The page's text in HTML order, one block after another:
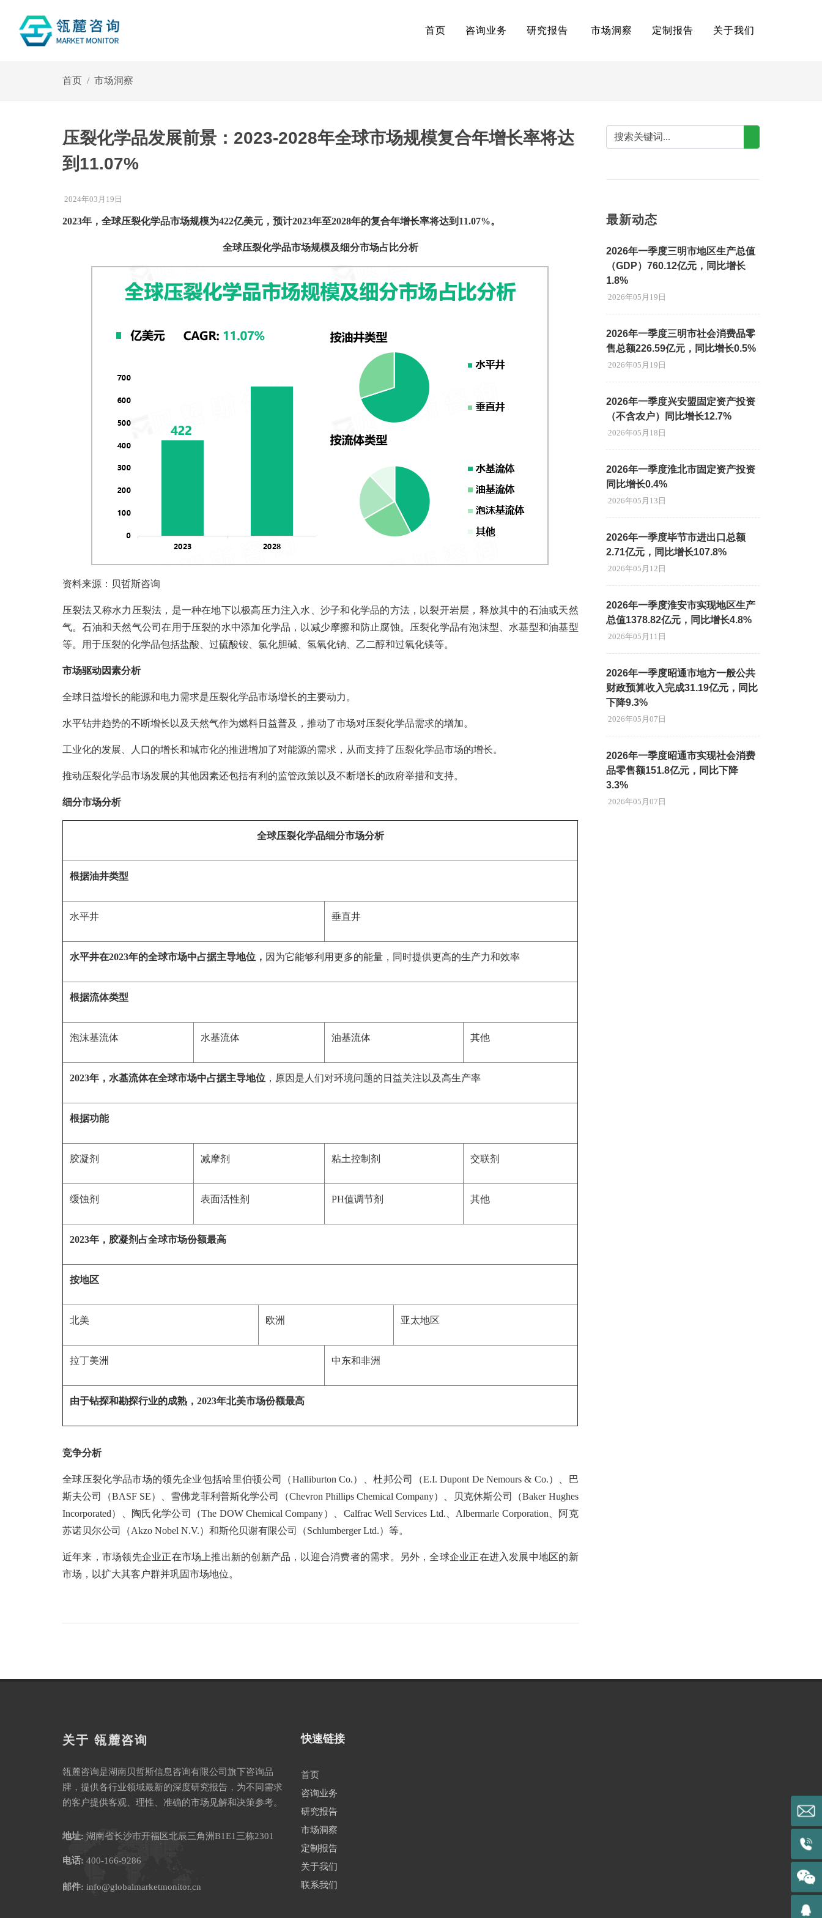
首页 咨询业务 研究报告 市场洞察 定制报告 关于我们
首页 市场洞察
压裂化学品发展前景：2023-2028年全球市场规模复合年增长率将达
到11.07%
2024年03月19日
2023年，全球压裂化学品市场规模为422亿美元，预计2023年至2028年的复合年增长率将达到 11.07%。
全球压裂化学品市场规模及细分市场占比分析
资料来源：贝哲斯咨询
压裂法又称水力压裂法，是一种在地下以极高压力注入水、沙子和化学品的方法，以裂开岩层，释放其中的石油或天然
气。石油和天然气公司在用于压裂的水中添加化学品，以减少摩擦和防止腐蚀。压裂化学品有泡沫型、水基型和油基型
等。用于压裂的化学品包括盐酸、过硫酸铵、氯化胆碱、氢氧化钠、乙二醇和过氧化镁等。
市场驱动因素分析
全球日益增长的能源和电力需求是压裂化学品市场增长的主要动力。
水平钻井趋势的不断增长以及天然气作为燃料日益普及，推动了市场对压裂化学品需求的增加。
工业化的发展、人口的增长和城市化的推进增加了对能源的需求，从而支持了压裂化学品市场的增长。
推动压裂化学品市场发展的其他因素还包括有利的监管政策以及不断增长的政府举措和支持。
细分市场分析
全球压裂化学品细分市场分析
根据油井类型
水平井 垂直井
水平井在2023年的全球市场中占据主导地位， 因为它能够利用更多的能量，同时提供更高的生产力和效率
根据流体类型
泡沫基流体 水基流体 油基流体 其他
2023年，水基流体在全球市场中占据主导地位 ，原因是人们对环境问题的日益关注以及高生产率
根据功能
胶凝剂 减摩剂 粘土控制剂 交联剂
缓蚀剂 表面活性剂 PH值调节剂 其他
2023年，胶凝剂占全球市场份额最高
按地区
北美 欧洲 亚太地区
拉丁美洲 中东和非洲
由于钻探和勘探行业的成熟，2023年北美市场份额最高
竞争分析
全球压裂化学品市场的领先企业包括哈里伯顿公司（Halliburton Co.）、杜邦公司（E.I. Dupont De Nemours & Co.）、巴
斯夫公司（BASF SE）、雪佛龙菲利普斯化学公司（Chevron Phillips Chemical Company）、贝克休斯公司（Baker Hughes
Incorporated）、陶氏化学公司（The DOW Chemical Company）、Calfrac Well Services Ltd.、Albermarle Corporation、阿克
苏诺贝尔公司（Akzo Nobel N.V.）和斯伦贝谢有限公司（Schlumberger Ltd.）等。
近年来，市场领先企业正在市场上推出新的创新产品，以迎合消费者的需求。另外，全球企业正在进入发展中地区的新
市场，以扩大其客户群并巩固市场地位。
最新动态
2026年一季度三明市地区生产总值
（GDP）760.12亿元，同比增长
1.8%
2026年05月19日
2026年一季度三明市社会消费品零
售总额226.59亿元，同比增长0.5%
2026年05月19日
2026年一季度兴安盟固定资产投资
（不含农户）同比增长12.7%
2026年05月18日
2026年一季度淮北市固定资产投资
同比增长0.4%
2026年05月13日
2026年一季度毕节市进出口总额
2.71亿元，同比增长107.8%
2026年05月12日
2026年一季度淮安市实现地区生产
总值1378.82亿元，同比增长4.8%
2026年05月11日
2026年一季度昭通市地方一般公共
财政预算收入完成31.19亿元，同比
下降9.3%
2026年05月07日
2026年一季度昭通市实现社会消费
品零售额151.8亿元，同比下降
3.3%
2026年05月07日
关于 瓴麓咨询
瓴麓咨询是湖南贝哲斯信息咨询有限公司旗下咨询品
牌，提供各行业领域最新的深度研究报告，为不同需求
的客户提供客观、理性、准确的市场见解和决策参考。
地址: 湖南省长沙市开福区北辰三角洲B1E1三栋2301
电话: 400-166-9286
邮件: info@globalmarketmonitor.cn
快速链接
首页
咨询业务
研究报告
市场洞察
定制报告
关于我们
联系我们